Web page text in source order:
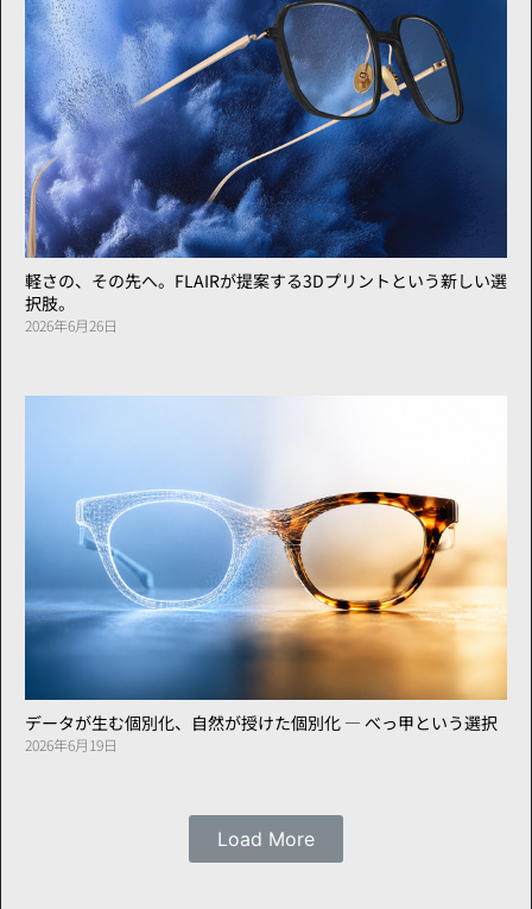
軽さの、その先へ。FLAIRが提案する3Dプリントという新しい選
択肢。
2026年6月26日
データが生む個別化、自然が授けた個別化 ― べっ甲という選択
2026年6月19日
Load More